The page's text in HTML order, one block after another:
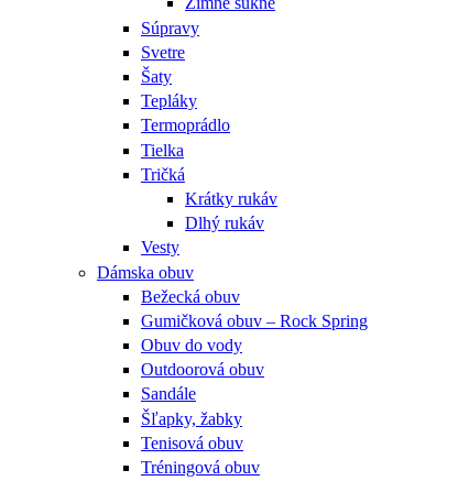
Súpravy
Svetre
Šaty
Tepláky
Termoprádlo
Tielka
Tričká
Krátky rukáv
Dlhý rukáv
Vesty
Dámska obuv
Bežecká obuv
Gumičková obuv – Rock Spring
Obuv do vody
Outdoorová obuv
Sandále
Šľapky, žabky
Tenisová obuv
Tréningová obuv